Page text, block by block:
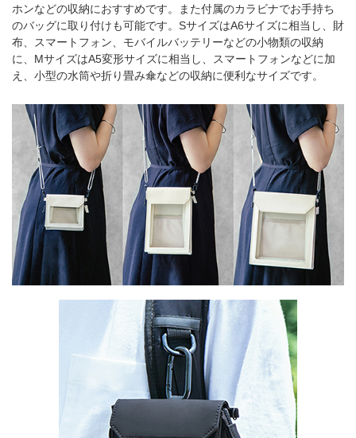
ホンなどの収納におすすめです。また付属のカラビナでお手持ち
のバッグに取り付けも可能です。SサイズはA6サイズに相当し、財
布、スマートフォン、モバイルバッテリーなどの小物類の収納
に、MサイズはA5変形サイズに相当し、スマートフォンなどに加
え、小型の水筒や折り畳み傘などの収納に便利なサイズです。